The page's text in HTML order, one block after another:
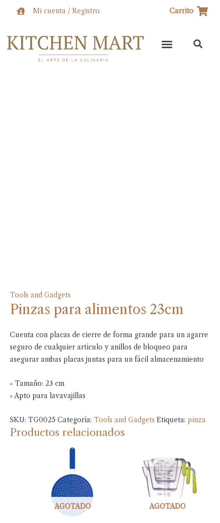
Mi cuenta / Registro Carrito
Tools and Gadgets
Pinzas para alimentos 23cm
Cuenta con placas de cierre de forma grande para un agarre
seguro de cualquier artículo y anillos de bloqueo para
asegurar ambas placas juntas para un fácil almacenamiento
» Tamaño: 23 cm
» Apto para lavavajillas
SKU: TG0025 Categoría: Tools and Gadgets Etiqueta: pinza
Productos relacionados
AGOTADO AGOTADO